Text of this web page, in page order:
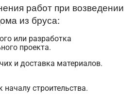
работ при возведении
из бруса:
или разработка
проекта.
и доставка материалов.
началу строительства.